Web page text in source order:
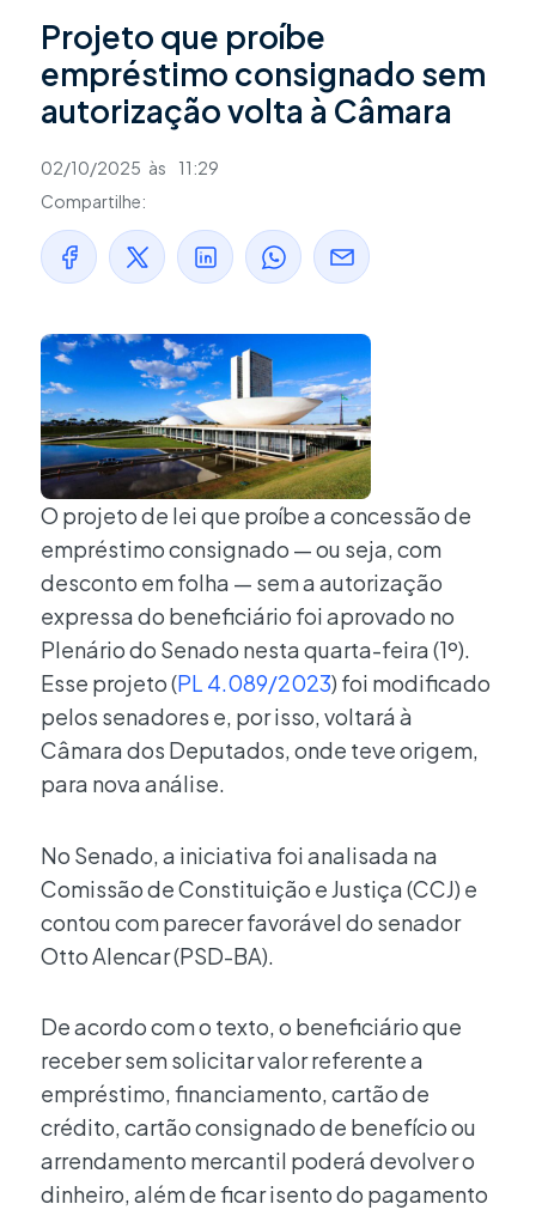
Projeto que proíbe
empréstimo consignado sem
autorização volta à Câmara
02/10/2025 às
11:29
Compartilhe:
O projeto de lei que proíbe a concessão de
empréstimo consignado — ou seja, com
desconto em folha — sem a autorização
expressa do beneficiário foi aprovado no
Plenário do Senado nesta quarta-feira (1º).
Esse projeto (PL 4.089/2023) foi modificado
pelos senadores e, por isso, voltará à
Câmara dos Deputados, onde teve origem,
para nova análise.
No Senado, a iniciativa foi analisada na
Comissão de Constituição e Justiça (CCJ) e
contou com parecer favorável do senador
Otto Alencar (PSD-BA).
De acordo com o texto, o beneficiário que
receber sem solicitar valor referente a
empréstimo, financiamento, cartão de
crédito, cartão consignado de benefício ou
arrendamento mercantil poderá devolver o
dinheiro, além de ficar isento do pagamento